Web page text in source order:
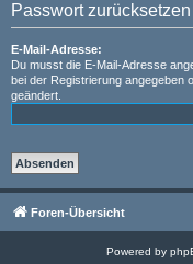
Passwort zurücksetzen
E-Mail-Adresse:
Du musst die E-Mail-Adresse
bei der Registrierung angegeben
geändert.
Foren-Übersicht
Powered by